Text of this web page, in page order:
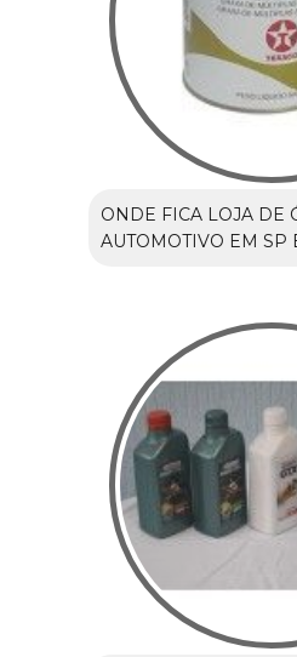
ONDE FICA LOJA DE
AUTOMOTIVO EM SP